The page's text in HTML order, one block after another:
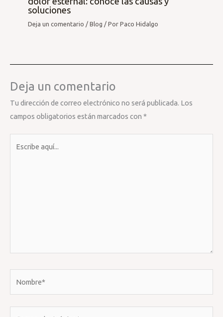
soluciones
Deja un comentario /Blog / PorPaco Hidalgo
Deja un comentario
Tu dirección de correo electrónico no será publicada. Los
campos obligatorios están marcados con *